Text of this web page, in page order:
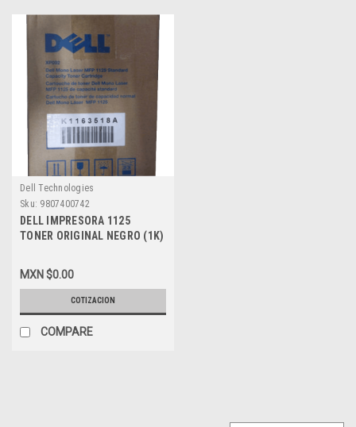
Dell Technologies
Sku: 9807400742
DELL IMPRESORA 1125
TONER ORIGINAL NEGRO (1K)
DELL XP092 , A3274550, 310-
9318
MXN $0.00
COTIZACION
COMPARE